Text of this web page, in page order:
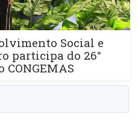
Social e
participa do 26°